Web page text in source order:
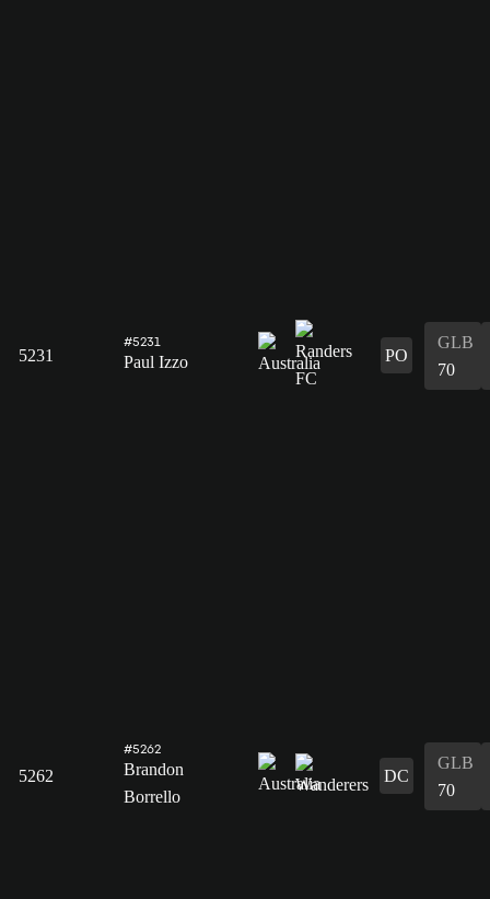
5231
#5231
Paul Izzo PO
GLB
70
5262
#5262
Brandon
Borrello
DC
GLB
70